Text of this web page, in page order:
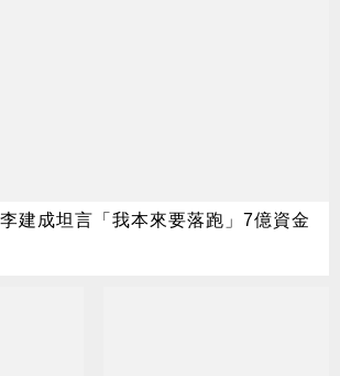
建成坦言「我本來要落跑」7億資金